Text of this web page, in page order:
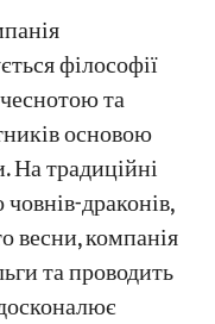
філософії
та
основою
На традиційні
драконів,
весни, компанія
та проводить